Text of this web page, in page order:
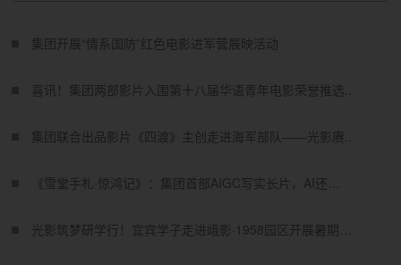
集团开展“情系国防”红色电影进军营展映活动
喜讯！集团两部影片入围第十八届华语青年电影荣誉推选..
集团联合出品影片《四渡》主创走进海军部队——光影赓..